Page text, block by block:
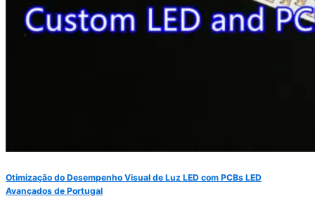
Otimização do Desempenho Visual de Luz LED com PCBs LED
Avançados de Portugal